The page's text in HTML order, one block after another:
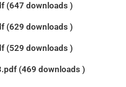
(647 downloads )
(629 downloads )
(529 downloads )
(469 downloads )